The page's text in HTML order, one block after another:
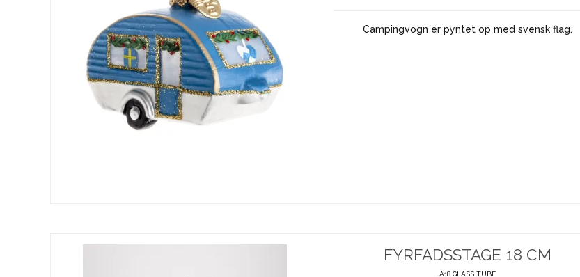
Campingvogn er pyntet op med svensk flag.
FYRFADSSTAGE 18 CM
A18 GLASS TUBE